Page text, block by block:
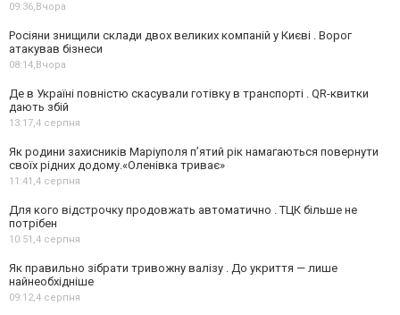
09:36, Вчора
Росіяни знищили склади двох великих компаній у Києві . Ворог
атакував бізнеси
08:14, Вчора
Де в Україні повністю скасували готівку в транспорті . QR-квитки
дають збій
13:17,4 серпня
Як родини захисників Маріуполя пʼятий рік намагаються повернути
своїх рідних додому.«Оленівка триває»
11:41,4 серпня
Для кого відстрочку продовжать автоматично . ТЦК більше не
потрібен
10:51,4 серпня
Як правильно зібрати тривожну валізу . До укриття — лише
найнеобхідніше
09:12,4 серпня